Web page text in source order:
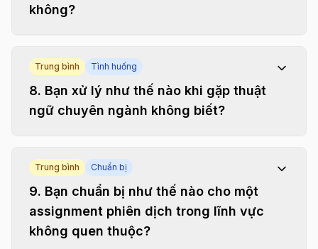
không?
Trung bình Tình huống
8. Bạn xử lý như thế nào khi gặp thuật
ngữ chuyên ngành không biết?
Trung bình Chuẩn bị
9. Bạn chuẩn bị như thế nào cho một
assignment phiên dịch trong lĩnh vực
không quen thuộc?